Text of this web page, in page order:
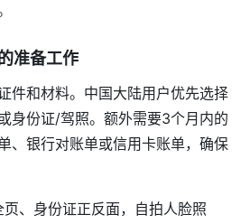
准备工作
件和材料。中国大陆用户优先选择
身份证/驾照。额外需要3个月内的
、银行对账单或信用卡账单，确保
页、身份证正反面，自拍人脸照